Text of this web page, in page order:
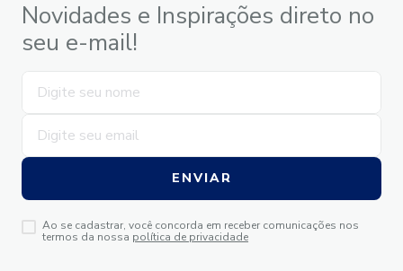
Novidades e Inspirações direto no
seu e-mail!
ENVIAR
Ao se cadastrar, você concorda em receber comunicações nos
termos da nossa política de privacidade